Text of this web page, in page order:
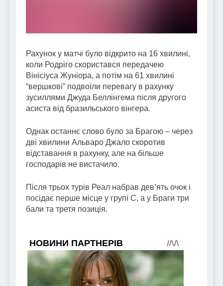
Рахунок у матчі було відкрито на 16 хвилині,
коли Родріго скористався передачею
Вінісіуса Жуніора, а потім на 61 хвилині
“вершкові” подвоїли перевагу в рахунку
зусиллями Джуда Беллінгема після другого
асиста від бразильського вінгера.
Однак останнє слово було за Брагою – через
дві хвилини Альваро Джало скоротив
відставання в рахунку, але на більше
господарів не вистачило.
Після трьох турів Реал набрав дев’ять очок і
посідає перше місце у групі С, а у Браги три
бали та третя позиція.